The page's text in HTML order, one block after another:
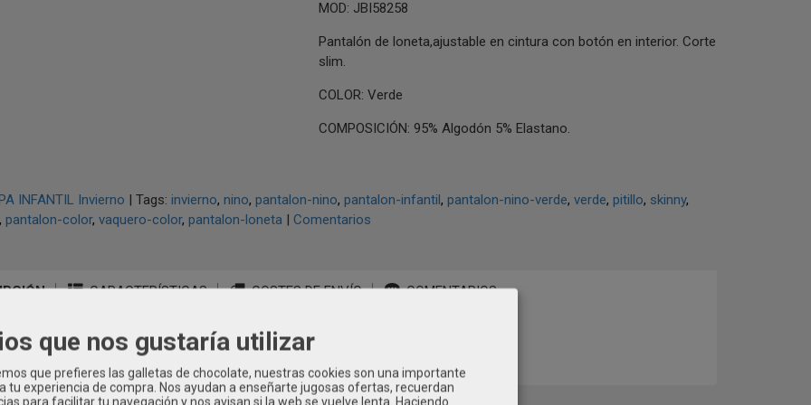
MOD: JBI58258
Pantalón de loneta,ajustable en cintura con botón en interior. Corte
slim.
COLOR: Verde
COMPOSICIÓN: 95% Algodón 5% Elastano.
INFANTIL Invierno | Tags: invierno nino pantalon-nino pantalon-infantil pantalon-nino-verde verde pitillo skinny
pantalon-color vaquero-color pantalon-loneta | Comentarios
CARACTERÍSTICAS COSTES DE ENVÍO COMENTARIOS
que nos gustaría utilizar
que prefieres las galletas de chocolate, nuestras cookies son una importante
tu experiencia de compra. Nos ayudan a enseñarte jugosas ofertas, recuerdan
para facilitar tu navegación y nos avisan si la web se vuelve lenta. Haciendo